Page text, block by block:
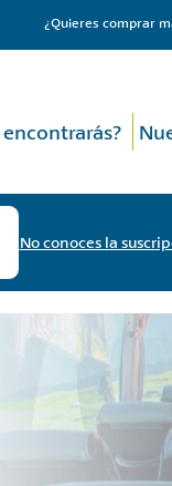
¿Quieres comprar
No conoces la